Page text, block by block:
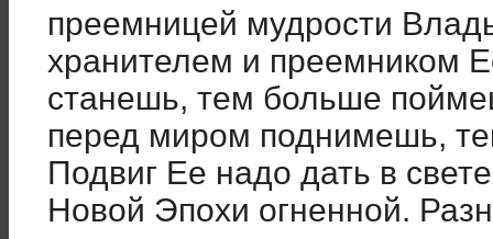
преемницей мудрости
хранителем и преемником
станешь, тем больше
перед миром поднимешь,
Подвиг Ее надо дать в
Новой Эпохи огненной.